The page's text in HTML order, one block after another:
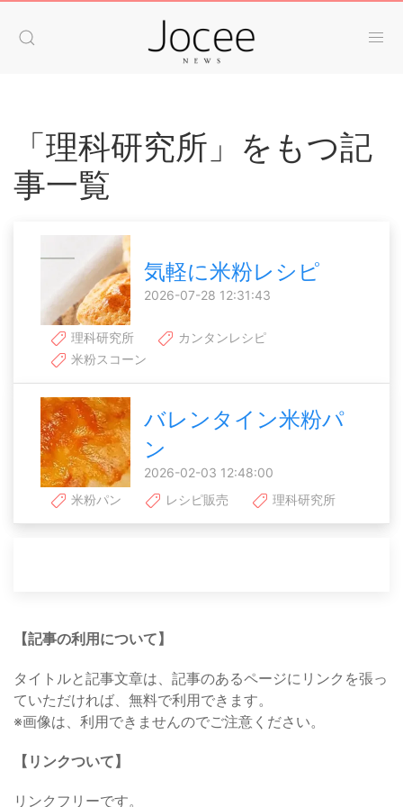
「理科研究所」をもつ記
事一覧
気軽に米粉レシピ
2026-07-28 12:31:43
理科研究所
カンタンレシピ
米粉スコーン
バレンタイン米粉パ
ン
2026-02-03 12:48:00
米粉パン
レシピ販売 理科研究所
【記事の利用について】
タイトルと記事文章は、記事のあるページにリンクを張っ
ていただければ、無料で利用できます。
※画像は、利用できませんのでご注意ください。
【リンクついて】
リンクフリーです。